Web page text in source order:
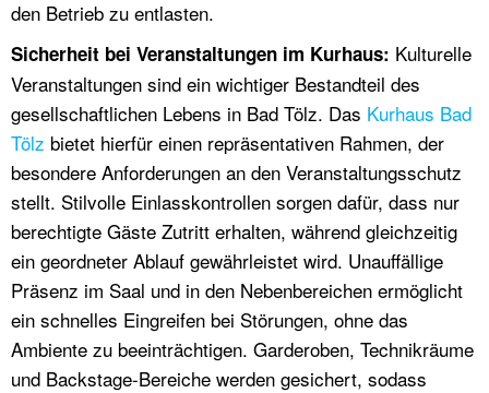
den Betrieb zu entlasten.
Sicherheit bei Veranstaltungen im Kurhaus: Kulturelle
Veranstaltungen sind ein wichtiger Bestandteil des
gesellschaftlichen Lebens in Bad Tölz. Das Kurhaus Bad
Tölz bietet hierfür einen repräsentativen Rahmen, der
besondere Anforderungen an den Veranstaltungsschutz
stellt. Stilvolle Einlasskontrollen sorgen dafür, dass nur
berechtigte Gäste Zutritt erhalten, während gleichzeitig
ein geordneter Ablauf gewährleistet wird. Unauffällige
Präsenz im Saal und in den Nebenbereichen ermöglicht
ein schnelles Eingreifen bei Störungen, ohne das
Ambiente zu beeinträchtigen. Garderoben, Technikräume
und Backstage-Bereiche werden gesichert, sodass